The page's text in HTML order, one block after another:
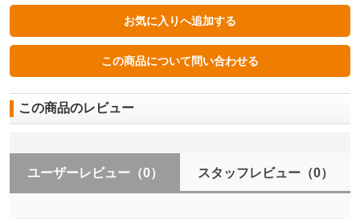
この商品のレビュー
ユーザーレビュー （0） スタッフレビュー（0）